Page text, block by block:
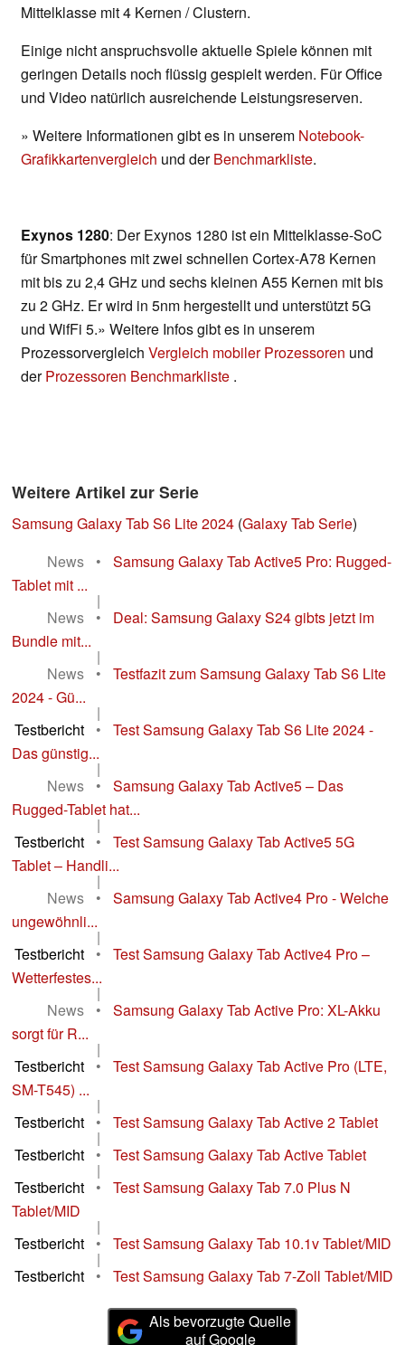
Mittelklasse mit 4 Kernen / Clustern.
Einige nicht anspruchsvolle aktuelle Spiele können mit
geringen Details noch flüssig gespielt werden. Für Office
und Video natürlich ausreichende Leistungsreserven.
» Weitere Informationen gibt es in unserem Notebook-
Grafikkartenvergleich und derBenchmarkliste.
Exynos 1280: Der Exynos 1280 ist ein Mittelklasse-SoC
für Smartphones mit zwei schnellen Cortex-A78 Kernen
mit bis zu 2,4 GHz und sechs kleinen A55 Kernen mit bis
zu 2 GHz. Er wird in 5nm hergestellt und unterstützt 5G
und WifFi 5.» Weitere Infos gibt es in unserem
Prozessorvergleich Vergleich mobiler Prozessoren und
derProzessoren Benchmarkliste .
Weitere Artikel zur Serie
Samsung Galaxy Tab S6 Lite 2024 (Galaxy Tab Serie)
News
•
Samsung Galaxy Tab Active5 Pro: Rugged-
Tablet mit ...
|
News
•
Deal: Samsung Galaxy S24 gibts jetzt im
Bundle mit...
|
News
•
Testfazit zum Samsung Galaxy Tab S6 Lite
2024 - Gü...
|
Testbericht
•
Test Samsung Galaxy Tab S6 Lite 2024 -
Das günstig...
|
News
•
Samsung Galaxy Tab Active5 – Das
Rugged-Tablet hat...
|
Testbericht
•
Test Samsung Galaxy Tab Active5 5G
Tablet – Handli...
|
News
•
Samsung Galaxy Tab Active4 Pro - Welche
ungewöhnli...
|
Testbericht
•
Test Samsung Galaxy Tab Active4 Pro –
Wetterfestes...
|
News
•
Samsung Galaxy Tab Active Pro: XL-Akku
sorgt für R...
|
Testbericht
•
Test Samsung Galaxy Tab Active Pro (LTE,
SM-T545) ...
|
Testbericht
• Test Samsung Galaxy Tab Active 2 Tablet
|
Testbericht
• Test Samsung Galaxy Tab Active Tablet
|
Testbericht
•
Test Samsung Galaxy Tab 7.0 Plus N
Tablet/MID
|
Testbericht
• Test Samsung Galaxy Tab 10.1v Tablet/MID
|
Testbericht
• Test Samsung Galaxy Tab 7-Zoll Tablet/MID
Als bevorzugte Quelle
auf Google